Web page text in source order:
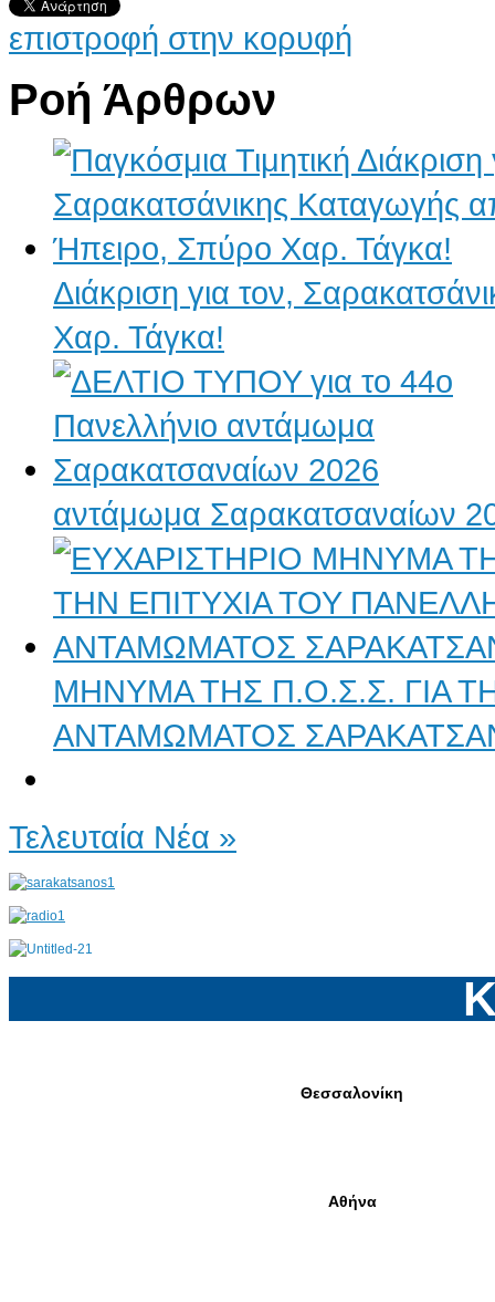
επιστροφή στην κορυφή
Ροή Άρθρων
Διάκριση για τον,
Χαρ. Τάγκα!
αντάμωμα Σαρακατσαναίων
ΜΗΝΥΜΑ ΤΗΣ Π.Ο.Σ.Σ. ΓΙΑ
ΑΝΤΑΜΩΜΑΤΟΣ
Τελευταία Νέα »